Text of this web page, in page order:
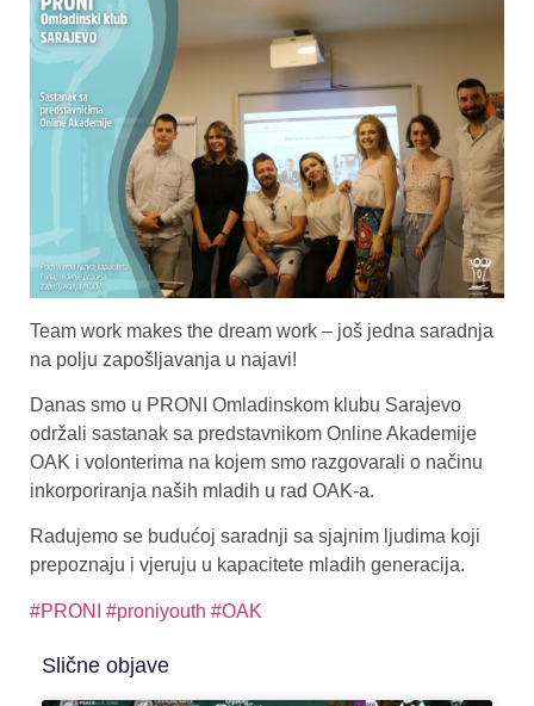
Team work makes the dream work – još jedna saradnja
na polju zapošljavanja u najavi!
Danas smo u PRONI Omladinskom klubu Sarajevo
održali sastanak sa predstavnikom Online Akademije
OAK i volonterima na kojem smo razgovarali o načinu
inkorporiranja naših mladih u rad OAK-a.
Radujemo se budućoj saradnji sa sjajnim ljudima koji
prepoznaju i vjeruju u kapacitete mladih generacija.
#PRONI #proniyouth #OAK
Slične objave